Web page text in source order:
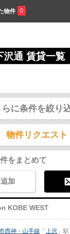
物件 0
沢通 賃貸一覧
らに条件を絞り
物件リクエスト
をまとめて
加
KOBE WEST
西神・山手線 「 上沢 」